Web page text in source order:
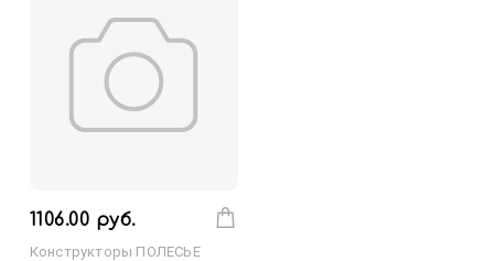
1106.00 руб.
Конструкторы ПОЛЕСЬЕ